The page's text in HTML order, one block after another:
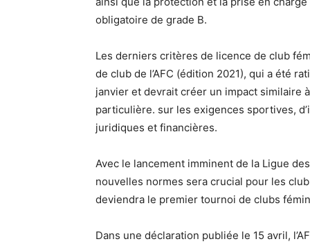
obligatoire de grade B.
Les derniers critères de licence de club
de club de l’AFC (édition 2021), qui a été
janvier et devrait créer un impact similaire
particulière. sur les exigences sportives,
juridiques et financières.
Avec le lancement imminent de la Ligue
nouvelles normes sera crucial pour les
deviendra le premier tournoi de clubs
Dans une déclaration publiée le 15 avril,